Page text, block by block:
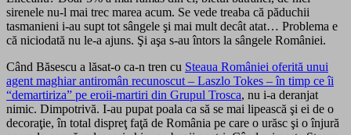
sirenele nu-l mai trec marea acum. Se vede treaba că păduchii
tasmanieni i-au supt tot sângele şi mai mult decât atat… Problema e
că niciodată nu le-a ajuns. Şi aşa s-au întors la sângele României.
Când Băsescu a lăsat-o ca-n tren cu Steaua României oferită unui
agent maghiar antiromân recunoscut – Laszlo Tokes – în timp ce îi
“demartiriza” pe eroii-martiri din Grupul Trosca, nu i-a deranjat
nimic. Dimpotrivă. I-au pupat poala ca să se mai lipească şi ei de o
decoraţie, în total dispreţ faţă de România pe care o urăsc şi o înjură